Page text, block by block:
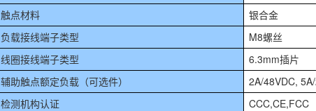
触点材料
银合金
负载接线端子类型
M8螺丝
线圈接线端子类型
6.3mm插片
辅助触点额定负载（可选件）
2A/48VDC,
检测机构认证
CCC,CE,FCC